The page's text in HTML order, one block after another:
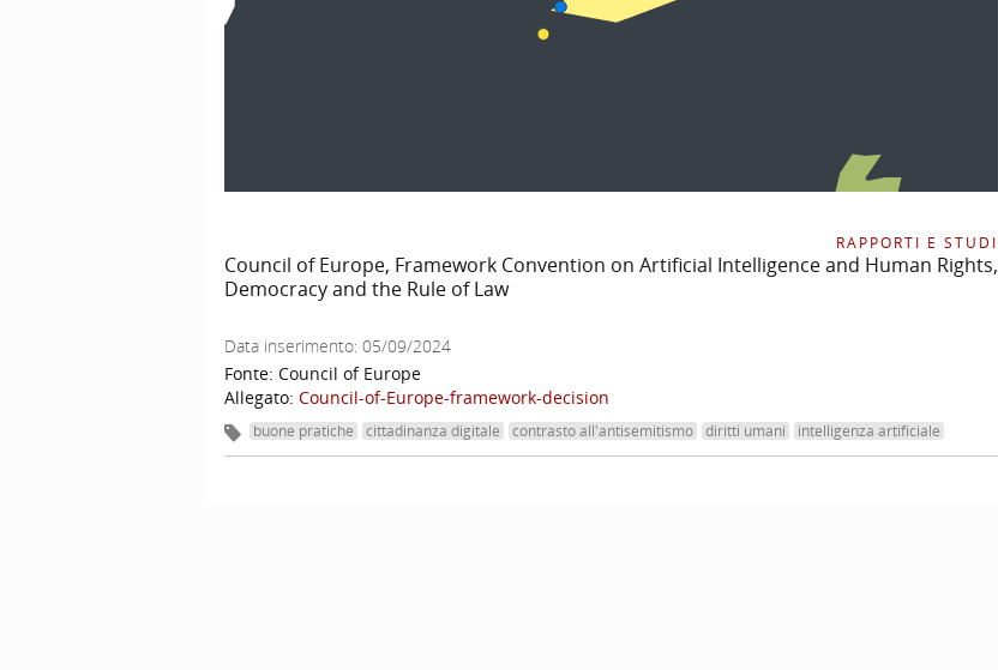
RAPPORTI E STUDI
Council of Europe, Framework Convention on Artificial Intelligence and Human Rights,
Democracy and the Rule of Law
Data inserimento: 05/09/2024
Fonte: Council of Europe
Allegato: Council-of-Europe-framework-decision
buone pratiche cittadinanza digitale contrasto all'antisemitismo diritti umani intelligenza artificiale